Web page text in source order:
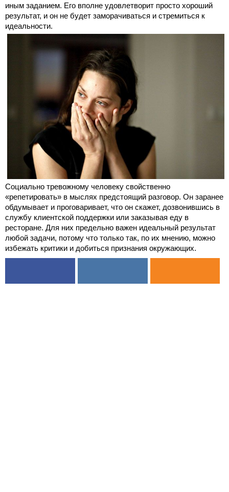
иным заданием. Его вполне удовлетворит просто хороший
результат, и он не будет заморачиваться и стремиться к
идеальности.
Социально тревожному человеку свойственно
«репетировать» в мыслях предстоящий разговор. Он заранее
обдумывает и проговаривает, что он скажет, дозвонившись в
службу клиентской поддержки или заказывая еду в
ресторане. Для них предельно важен идеальный результат
любой задачи, потому что только так, по их мнению, можно
избежать критики и добиться признания окружающих.